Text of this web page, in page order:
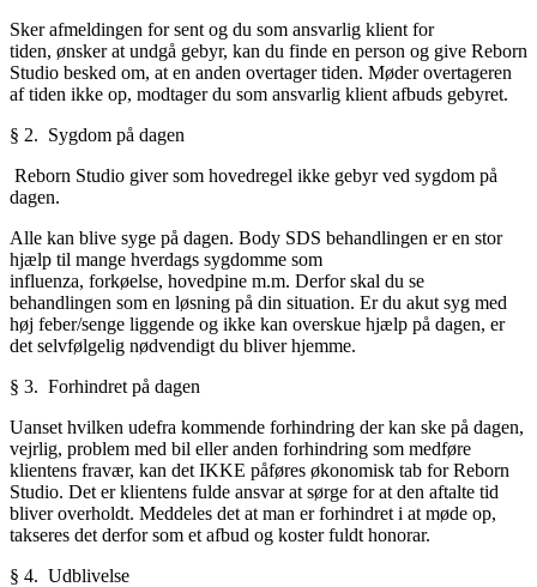
Sker afmeldingen for sent og du som ansvarlig klient for
tiden, ønsker at undgå gebyr, kan du finde en person og give Reborn
Studio besked om, at en anden overtager tiden. Møder overtageren
af tiden ikke op, modtager du som ansvarlig klient afbuds gebyret.
§ 2. Sygdom på dagen
Reborn Studio giver som hovedregel ikke gebyr ved sygdom på
dagen.
Alle kan blive syge på dagen. Body SDS behandlingen er en stor
hjælp til mange hverdags sygdomme som
influenza, forkøelse, hovedpine m.m. Derfor skal du se
behandlingen som en løsning på din situation. Er du akut syg med
høj feber/senge liggende og ikke kan overskue hjælp på dagen, er
det selvfølgelig nødvendigt du bliver hjemme.
§ 3. Forhindret på dagen
Uanset hvilken udefra kommende forhindring der kan ske på dagen,
vejrlig, problem med bil eller anden forhindring som medføre
klientens fravær, kan det IKKE påføres økonomisk tab for Reborn
Studio. Det er klientens fulde ansvar at sørge for at den aftalte tid
bliver overholdt. Meddeles det at man er forhindret i at møde op,
takseres det derfor som et afbud og koster fuldt honorar.
§ 4. Udblivelse